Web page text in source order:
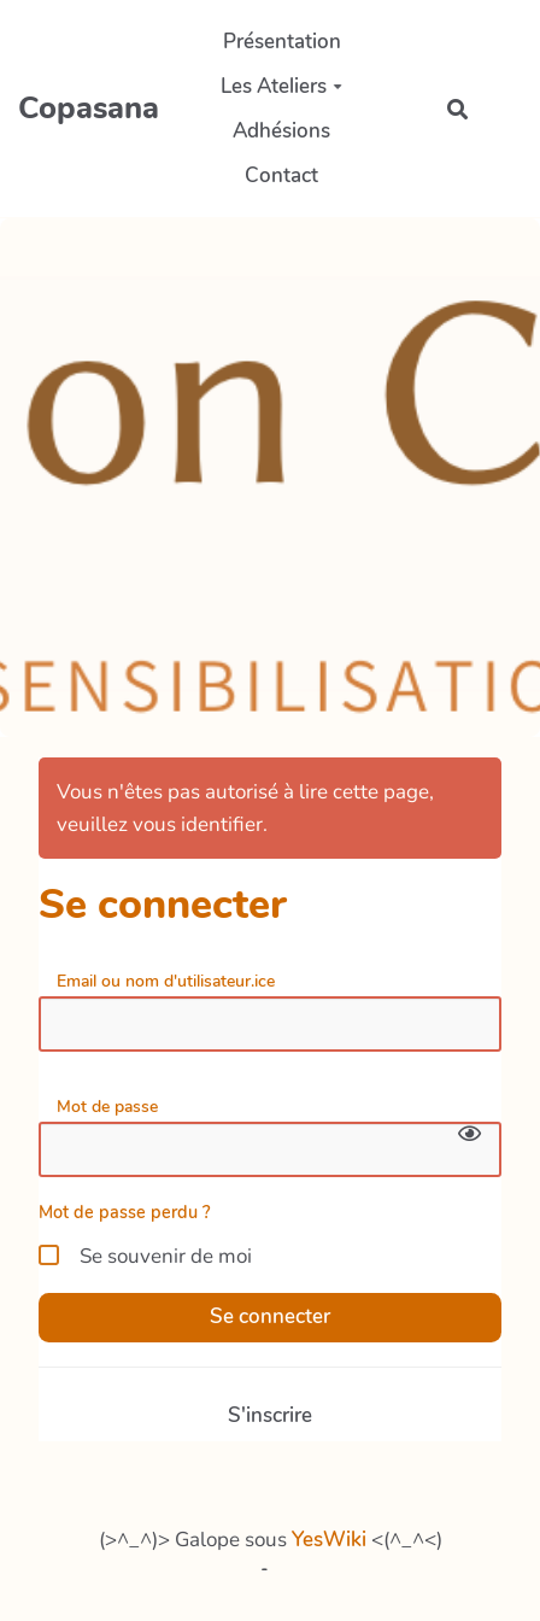
Aller au contenu principal
Copasana
Présentation
Les Ateliers
Adhésions
Contact
Vous n'êtes pas autorisé à lire cette page,
veuillez vous identifier.
Se connecter
Email ou nom d'utilisateur.ice
Mot de passe
Mot de passe perdu ?
Se souvenir de moi
Se connecter
S'inscrire
(>^_^)> Galope sousYesWiki <(^_^<)